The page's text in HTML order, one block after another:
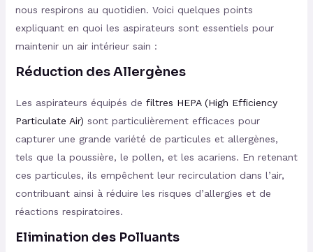
nous respirons au quotidien. Voici quelques points
expliquant en quoi les aspirateurs sont essentiels pour
maintenir un air intérieur sain :
Réduction des Allergènes
Les aspirateurs équipés de filtres HEPA (High Efficiency
Particulate Air) sont particulièrement efficaces pour
capturer une grande variété de particules et allergènes,
tels que la poussière, le pollen, et les acariens. En retenant
ces particules, ils empêchent leur recirculation dans l’air,
contribuant ainsi à réduire les risques d’allergies et de
réactions respiratoires​​.
Elimination des Polluants